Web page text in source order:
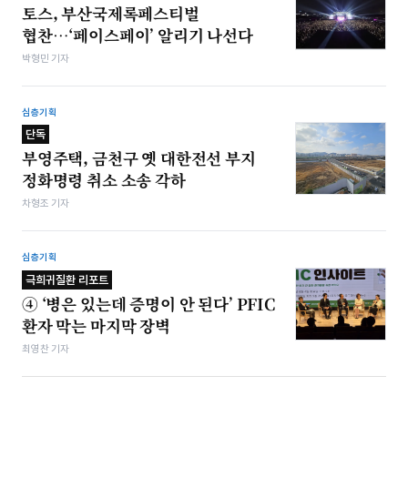
토스, 부산국제록페스티벌
협찬…‘페이스페이’ 알리기 나선다
박형민 기자
심층기획
단독
부영주택, 금천구 옛 대한전선 부지
정화명령 취소 소송 각하
차형조 기자
심층기획
극희귀질환 리포트
④ ‘병은 있는데 증명이 안 된다’ PFIC
환자 막는 마지막 장벽
최영찬 기자